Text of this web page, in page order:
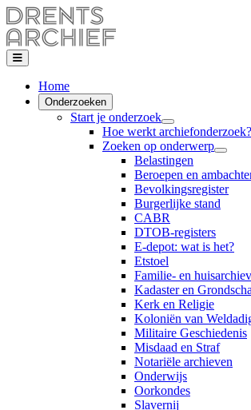
Home
Onderzoeken
Start je onderzoek
Hoe werkt archiefonderzoek?
Zoeken op onderwerp
Belastingen
Beroepen en
Bevolkingsregister
Burgerlijke stand
CABR
DTOB-registers
E-depot: wat is het?
Etstoel
Familie- en
Kadaster en
Kerk en Religie
Koloniën van
Militaire Geschiedenis
Misdaad en Straf
Notariële archieven
Onderwijs
Oorkondes
Slavernij